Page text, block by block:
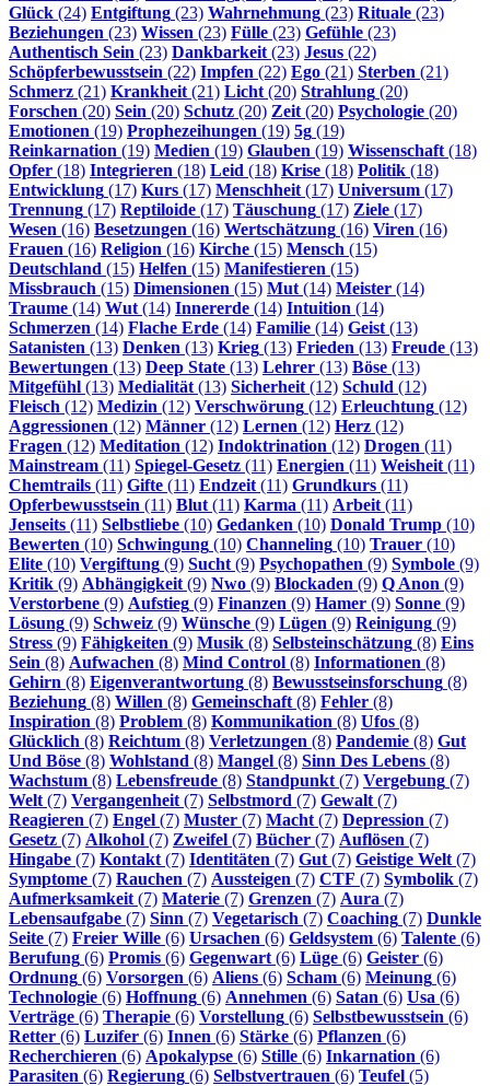
Glück (24) Entgiftung (23) Wahrnehmung (23) Rituale (23)
Beziehungen (23) Wissen (23) Fülle (23) Gefühle (23)
Authentisch Sein (23) Dankbarkeit(23) Jesus (22)
Schöpferbewusstsein (22) Impfen (22) Ego (21) Sterben (21)
Schmerz (21) Krankheit(21) Licht(20) Strahlung (20)
Forschen (20) Sein (20) Schutz (20) Zeit(20) Psychologie (20)
Emotionen (19) Prophezeihungen (19) 5g (19)
Reinkarnation (19) Medien (19) Glauben (19) Wissenschaft(18)
Opfer (18) Integrieren (18) Leid (18) Krise (18) Politik (18)
Entwicklung (17) Kurs (17) Menschheit(17) Universum (17)
Trennung (17) Reptiloide (17) Täuschung (17) Ziele (17)
Wesen (16) Besetzungen (16) Wertschätzung (16) Viren (16)
Frauen (16) Religion (16) Kirche (15) Mensch (15)
Deutschland (15) Helfen (15) Manifestieren (15)
Missbrauch (15) Dimensionen (15) Mut(14) Meister (14)
Traume (14) Wut(14) Innererde (14) Intuition (14)
Schmerzen (14) Flache Erde (14) Familie (14) Geist(13)
Satanisten (13) Denken (13) Krieg (13) Frieden (13) Freude (13)
Bewertungen (13) Deep State (13) Lehrer (13) Böse (13)
Mitgefühl (13) Medialität(13) Sicherheit(12) Schuld (12)
Fleisch (12) Medizin (12) Verschwörung (12) Erleuchtung (12)
Aggressionen (12) Männer (12) Lernen (12) Herz (12)
Fragen (12) Meditation (12) Indoktrination (12) Drogen (11)
Mainstream (11) Spiegel-Gesetz (11) Energien (11) Weisheit(11)
Chemtrails (11) Gifte (11) Endzeit(11) Grundkurs (11)
Opferbewusstsein (11) Blut(11) Karma (11) Arbeit(11)
Jenseits (11) Selbstliebe (10) Gedanken (10) Donald Trump (10)
Bewerten (10) Schwingung (10) Channeling (10) Trauer (10)
Elite (10) Vergiftung (9) Sucht(9) Psychopathen (9) Symbole (9)
Kritik (9) Abhängigkeit(9) Nwo (9) Blockaden (9) Q Anon (9)
Verstorbene (9) Aufstieg (9) Finanzen (9) Hamer (9) Sonne (9)
Lösung (9) Schweiz (9) Wünsche (9) Lügen (9) Reinigung (9)
Stress (9) Fähigkeiten (9) Musik (8) Selbsteinschätzung (8) Eins
Sein (8) Aufwachen (8) Mind Control (8) Informationen (8)
Gehirn (8) Eigenverantwortung (8) Bewusstseinsforschung (8)
Beziehung (8) Willen (8) Gemeinschaft(8) Fehler (8)
Inspiration (8) Problem (8) Kommunikation (8) Ufos (8)
Glücklich (8) Reichtum (8) Verletzungen (8) Pandemie (8) Gut
Und Böse (8) Wohlstand (8) Mangel (8) Sinn Des Lebens (8)
Wachstum (8) Lebensfreude (8) Standpunkt(7) Vergebung (7)
Welt(7) Vergangenheit(7) Selbstmord (7) Gewalt(7)
Reagieren (7) Engel (7) Muster (7) Macht(7) Depression (7)
Gesetz (7) Alkohol (7) Zweifel (7) Bücher (7) Auflösen (7)
Hingabe (7) Kontakt(7) Identitäten (7) Gut(7) Geistige Welt(7)
Symptome (7) Rauchen (7) Aussteigen (7) CTF (7) Symbolik (7)
Aufmerksamkeit(7) Materie (7) Grenzen (7) Aura (7)
Lebensaufgabe (7) Sinn (7) Vegetarisch (7) Coaching (7) Dunkle
Seite (7) Freier Wille (6) Ursachen (6) Geldsystem (6) Talente (6)
Berufung (6) Promis (6) Gegenwart(6) Lüge (6) Geister (6)
Ordnung (6) Vorsorgen (6) Aliens (6) Scham (6) Meinung (6)
Technologie (6) Hoffnung (6) Annehmen (6) Satan (6) Usa (6)
Verträge (6) Therapie (6) Vorstellung (6) Selbstbewusstsein (6)
Retter (6) Luzifer (6) Innen (6) Stärke (6) Pflanzen (6)
Recherchieren (6) Apokalypse (6) Stille (6) Inkarnation (6)
Parasiten (6) Regierung (6) Selbstvertrauen (6) Teufel (5)